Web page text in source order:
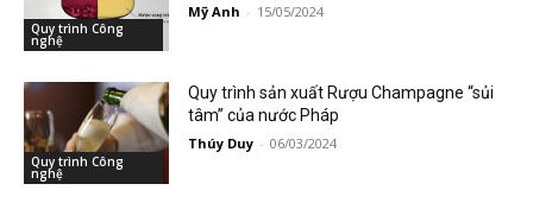
Quy trình Công
nghệ
Mỹ Anh - 15/05/2024
Quy trình Công
nghệ
Quy trình sản xuất Rượu Champagne “sủi
tâm” của nước Pháp
Thúy Duy - 06/03/2024